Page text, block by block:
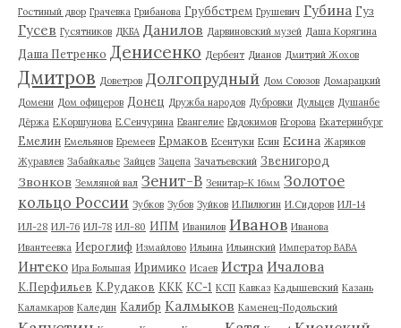
Гостиный двор Грачевка Грибанова Груббстрем Грушевич Губина Гуз
Гусев Гусятников ДКБА Данилов Дарвиновский музей Даша Корягина
Даша Петренко Денисенко Дербент Дианов Дмитрий Жохов
Дмитров Доветров Долгопрудный Дом Союзов Домарацкий
Домени Дом офицеров Донец Дружба народов Дубровки Дульцев Душанбе
Дёржа Е.Коршунова Е.Сенчурина Евангелие Евдокимов Егорова Екатеринбург
Емелин Емельянов Еремеев Ермаков Есентуки Есин Есина Жариков
Журавлев Забайкалье Зайцев Зацепа Зачатьевский Звенигород
Звонков Земляной вал Зенит-В Зенитар-К 16мм Золотое
кольцо России Зубков Зубов Зуйков И.Пилюгин И.Сидоров ИЛ-14
ИЛ-28 ИЛ-76 ИЛ-78 ИЛ-80 ИПМ Иванилов Иванов Иванова
Ивантеевка Иероглиф Измайлово Ильина Ильинский Император ВАВА
Интеко Ира Большая Иримико Исаев Истра Ичалова
К.Перфильев К.Рудаков ККК КС-1 КСП Кавказ Кадышевский Казань
Каламкаров Каледин Калибр Калмыков Каменец-Подольский